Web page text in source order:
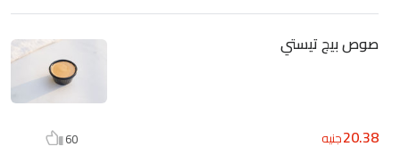
صوص بيج تيستي
20.38جنيه 60